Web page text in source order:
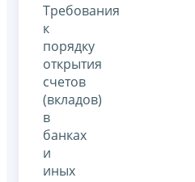
Требования
к
порядку
открытия
счетов
(вкладов)
в
банках
и
иных